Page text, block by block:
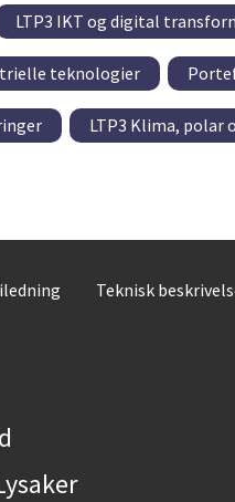
LTP3 IKT og digital
teknologier
LTP3 Klima, polar
Teknisk